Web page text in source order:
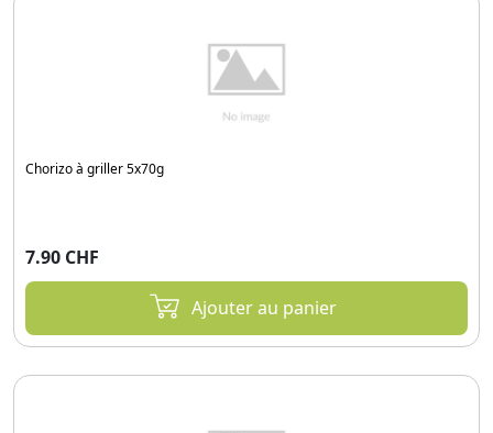
Chorizo à griller 5x70g
7.90 CHF
Ajouter au panier